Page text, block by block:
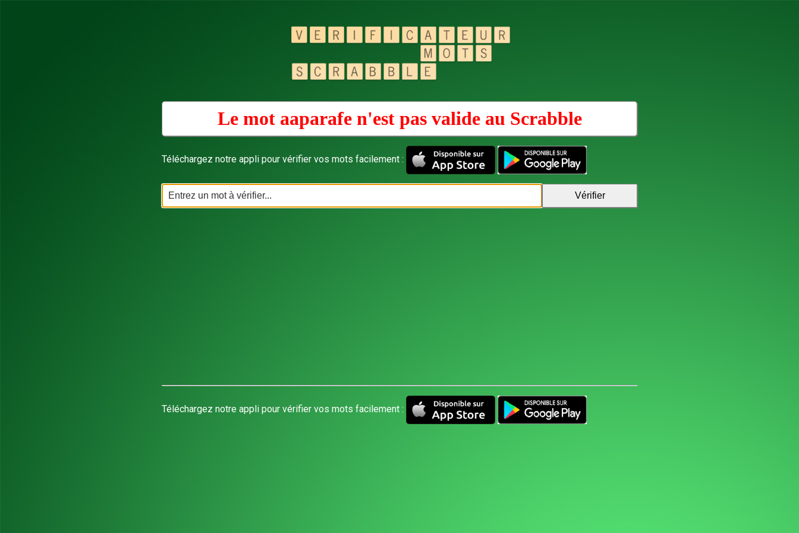
Le mot aaparafe n'est pas valide au Scrabble
Téléchargez notre appli pour vérifier vos mots facilement :
Téléchargez notre appli pour vérifier vos mots facilement :